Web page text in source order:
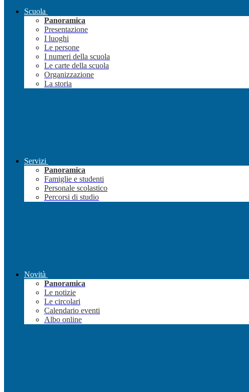
Scuola
Panoramica
Presentazione
I luoghi
Le persone
I numeri della scuola
Le carte della scuola
Organizzazione
La storia
Servizi
Panoramica
Famiglie e studenti
Personale scolastico
Percorsi di studio
Novità
Panoramica
Le notizie
Le circolari
Calendario eventi
Albo online